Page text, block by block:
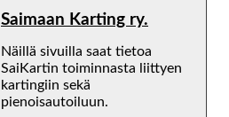
Saimaan Karting ry.
Näillä sivuilla saat tietoa
SaiKartin toiminnasta liittyen
kartingiin sekä
pienoisautoiluun.